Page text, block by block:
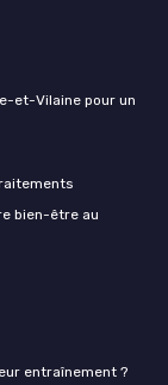
et-Vilaine pour un
bien-être au
entraînement ?